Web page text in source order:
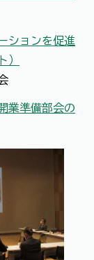
ションを促進
）
業準備部会の